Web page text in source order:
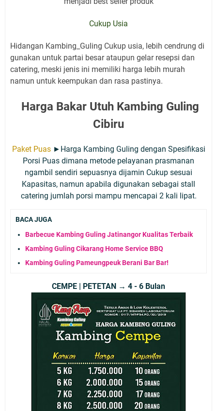
Cukup Usia
Hidangan Kambing_Guling Cukup usia, lebih cendrung di
gunakan untuk partai besar ataupun gelar resepsi dan
catering, meski jenis ini memiliki harga lebih murah
namun untuk keempukan dan rasa pastinya.
Harga Bakar Utuh Kambing Guling
Cibiru
Paket Puas►Harga Kambing Guling dengan Spesifikasi
Porsi Puas dimana metode pelayanan prasmanan
ngambil sendiri sepuasnya dijamin Cukup sesuai
Kapasitas, namun apabila digunakan sebagai stall
catering jumlah porsi mampu mencapai 2 kali lipat.
BACA JUGA
Barbecue Kambing Guling Jatinangor Kualitas Terbaik
Kambing Guling Cikarang Home Service BBQ
Kambing Guling Pameungpeuk Berani Bar Bar!
CEMPE | PETETAN → 4 - 6 Bulan